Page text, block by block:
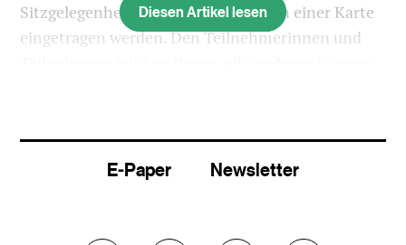
Sitzgelegenheiten zusammen- und in einer Karte
eingetragen werden. Den Teilnehmerinnen und
allerdings mager aus: Lediglich drei Standorte sind
Diesen Artikel lesen
E-Paper Newsletter